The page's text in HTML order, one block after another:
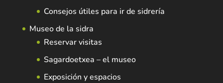
Consejos útiles para ir de sidrería
Museo de la sidra
Reservar visitas
Sagardoetxea – el museo
Exposición y espacios